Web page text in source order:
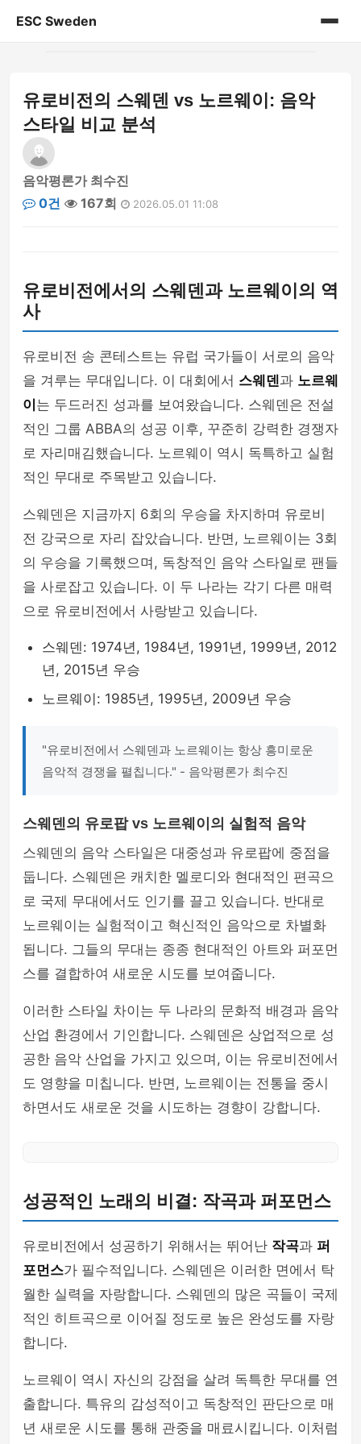
ESC Sweden
게시판
유로비전의 스웨덴 vs 노르웨이: 음악
스타일 비교 분석
음악평론가 최수진
0건
167회 2026.05.01 11:08
유로비전에서의 스웨덴과 노르웨이의 역
사
유로비전 송 콘테스트는 유럽 국가들이 서로의 음악
을 겨루는 무대입니다. 이 대회에서 스웨덴과 노르웨
이 는 두드러진 성과를 보여왔습니다. 스웨덴은 전설
적인 그룹 ABBA의 성공 이후, 꾸준히 강력한 경쟁자
로 자리매김했습니다. 노르웨이 역시 독특하고 실험
적인 무대로 주목받고 있습니다.
스웨덴은 지금까지 6회의 우승을 차지하며 유로비
전 강국으로 자리 잡았습니다. 반면, 노르웨이는 3회
의 우승을 기록했으며, 독창적인 음악 스타일로 팬들
을 사로잡고 있습니다. 이 두 나라는 각기 다른 매력
으로 유로비전에서 사랑받고 있습니다.
스웨덴: 1974년, 1984년, 1991년, 1999년, 2012
년, 2015년 우승
노르웨이: 1985년, 1995년, 2009년 우승
"유로비전에서 스웨덴과 노르웨이는 항상 흥미로운
음악적 경쟁을 펼칩니다." - 음악평론가 최수진
스웨덴의 유로팝 vs 노르웨이의 실험적 음악
스웨덴의 음악 스타일은 대중성과 유로팝에 중점을
둡니다. 스웨덴은 캐치한 멜로디와 현대적인 편곡으
로 국제 무대에서도 인기를 끌고 있습니다. 반대로
노르웨이는 실험적이고 혁신적인 음악으로 차별화
됩니다. 그들의 무대는 종종 현대적인 아트와 퍼포먼
스를 결합하여 새로운 시도를 보여줍니다.
이러한 스타일 차이는 두 나라의 문화적 배경과 음악
산업 환경에서 기인합니다. 스웨덴은 상업적으로 성
공한 음악 산업을 가지고 있으며, 이는 유로비전에서
도 영향을 미칩니다. 반면, 노르웨이는 전통을 중시
하면서도 새로운 것을 시도하는 경향이 강합니다.
성공적인 노래의 비결: 작곡과 퍼포먼스
유로비전에서 성공하기 위해서는 뛰어난 작곡과 퍼
포먼스가 필수적입니다. 스웨덴은 이러한 면에서 탁
월한 실력을 자랑합니다. 스웨덴의 많은 곡들이 국제
적인 히트곡으로 이어질 정도로 높은 완성도를 자랑
합니다.
노르웨이 역시 자신의 강점을 살려 독특한 무대를 연
출합니다. 특유의 감성적이고 독창적인 판단으로 매
년 새로운 시도를 통해 관중을 매료시킵니다. 이처럼